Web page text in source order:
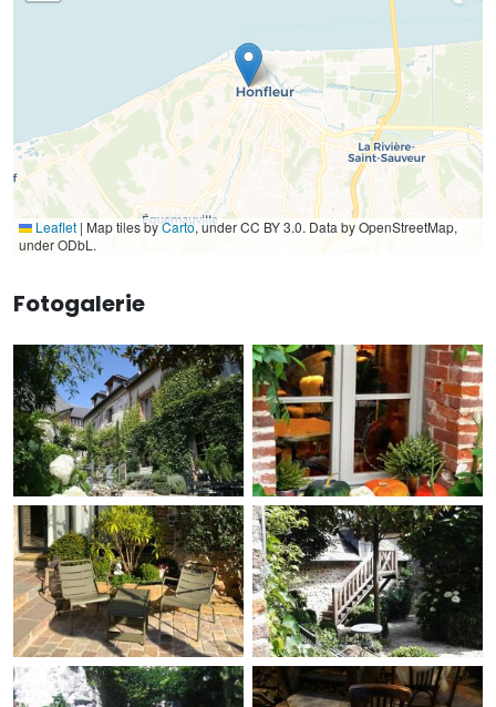
Leaflet | Map tiles byCarto, under CC BY 3.0. Data by OpenStreetMap,
under ODbL.
Fotogalerie